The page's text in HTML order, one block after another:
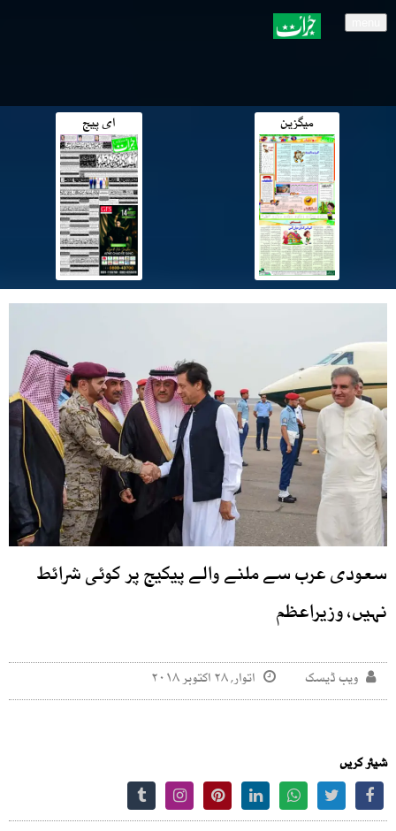
میگزین ای پیج
سعودی عرب سے ملنے والے پیکیج پر کوئی شرائط
نہیں، وزیراعظم
ویب ڈیسک اتوار, ۲۸ اکتوبر ۲۰۱۸
شیئر کریں